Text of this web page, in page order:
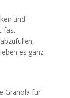
und
fast
es ganz
Granola für